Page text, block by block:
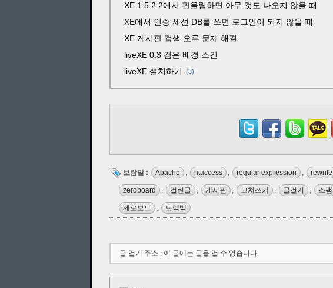
XE 1.5.2.2에서 판올림하면 아무 것도 나오지 않을 때
XE에서 인증 세션 DB를 쓰면 로그인이 되지 않을 때
XE 게시판 검색 오류 문제 해결
liveXE 0.3 검은 배경 스킨
liveXE 설치하기 3
보람말 : Apache , htaccess , regular expression , rewrite
zeroboard , 걸린글 , 게시판 , 고쳐쓰기 , 글걸기 , 스팸
제로보드 , 트랙백
글 걸기 주소 : 이 글에는 글을 걸 수 없습니다.